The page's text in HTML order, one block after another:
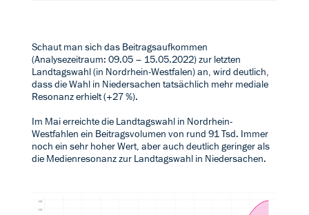
Schaut man sich das Beitragsaufkommen
(Analysezeitraum: 09.05 – 15.05.2022) zur letzten
Landtagswahl (in Nordrhein-Westfalen) an, wird deutlich,
dass die Wahl in Niedersachen tatsächlich mehr mediale
Resonanz erhielt (+27 %).
Im Mai erreichte die Landtagswahl in Nordrhein-
Westfahlen ein Beitragsvolumen von rund 91 Tsd. Immer
noch ein sehr hoher Wert, aber auch deutlich geringer als
die Medienresonanz zur Landtagswahl in Niedersachen.